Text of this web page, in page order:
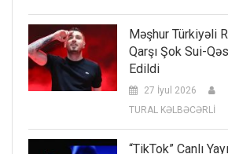
Məşhur Türkiyəli
Qarşı Şok Sui-
Edildi
27 İyul 2026
TURAL KƏLBƏCƏRLİ
“TikTok” Canlı